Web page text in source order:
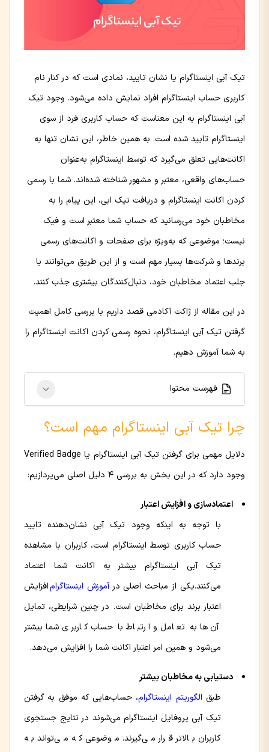
تیک آبی اینستاگرام یا نشان تایید، نمادی است که در کنار نام
کاربری حساب اینستاگرام افراد نمایش داده می‌شود. وجود تیک
آبی اینستاگرام به این معناست که حساب کاربری فرد از سوی
اینستاگرام تایید شده است. به همین خاطر، این نشان تنها به
اکانت‌هایی تعلق می‌گیرد که توسط اینستاگرام به‌عنوان
حساب‌های واقعی، معتبر و مشهور شناخته شده‌اند. شما با رسمی
کردن اکانت اینستاگرام و دریافت تیک ابی، این پیام را به
مخاطبان خود می‌رسانید که حساب شما معتبر است و فیک
نیست؛ موضوعی که به‌ویژه برای صفحات و اکانت‌های رسمی
برندها و شرکت‌ها بسیار مهم است و از این طریق می‌توانند با
جلب اعتماد مخاطبان خود، دنبال‌کنندگان بیشتری جذب کنند.
در این مقاله از ژاکت آکادمی قصد داریم با بررسی کامل اهمیت
گرفتن تیک آبی اینستاگرام، نحوه رسمی کردن اکانت اینستاگرام را
به شما آموزش دهیم.
فهرست محتوا
چرا تیک آبی اینستاگرام مهم است؟
دلایل مهمی برای گرفتن تیک آبی اینستاگرام یا Verified Badge
وجود دارد که در این بخش به بررسی ۴ دلیل اصلی می‌پردازیم:
اعتمادسازی و افزایش اعتبار
با توجه به اینکه وجود تیک آبی نشان‌دهنده تایید
حساب کاربری توسط اینستاگرام است، کاربران با مشاهده
تیک آبی اینستاگرام بیشتر به اکانت شما اعتماد
می‌کنند.یکی از مباحث اصلی درآموزش اینستاگرامافزایش
اعتبار برند برای مخاطبان است. در چنین شرایطی، تمایل
آن‌ها به تعامل و ارتباط با حساب‌ کاربری شما بیشتر
می‌شود و همین امر اعتبار اکانت شما را افزایش می‌دهد.
دستیابی به مخاطبان بیشتر
طبق الگوریتم اینستاگرام، حساب‌هایی که موفق به گرفتن
تیک آبی پروفایل اینستاگرام می‌شوند در نتایج جستجوی
کاربران بالاتر قرار می‌گیرند. موضوعی که می‌تواند به